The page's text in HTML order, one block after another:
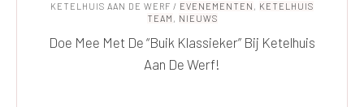
KETELHUIS AAN DE WERF / EVENEMENTEN , KETELHUIS
TEAM , NIEUWS
Doe Mee Met De “Buik Klassieker” Bij Ketelhuis
Aan De Werf!